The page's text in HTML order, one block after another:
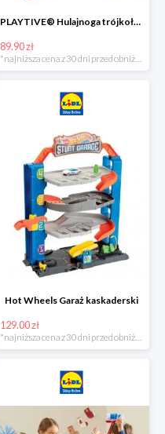
PLAYTIVE® Hulajnoga trójkołowa Tri Scooter z diodami LED
89.90 zł
*najniższa cena z 30 dni przed obniżką
Hot Wheels Garaż kaskaderski
129.00 zł